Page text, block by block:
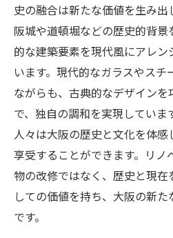
史の融合は新たな価値を生み
阪城や道頓堀などの歴史的背
的な建築要素を現代風にアレ
います。現代的なガラスやス
ながらも、古典的なデザインを
で、独自の調和を実現していま
人々は大阪の歴史と文化を体感
享受することができます。リ
物の改修ではなく、歴史と現在
しての価値を持ち、大阪の新
です。